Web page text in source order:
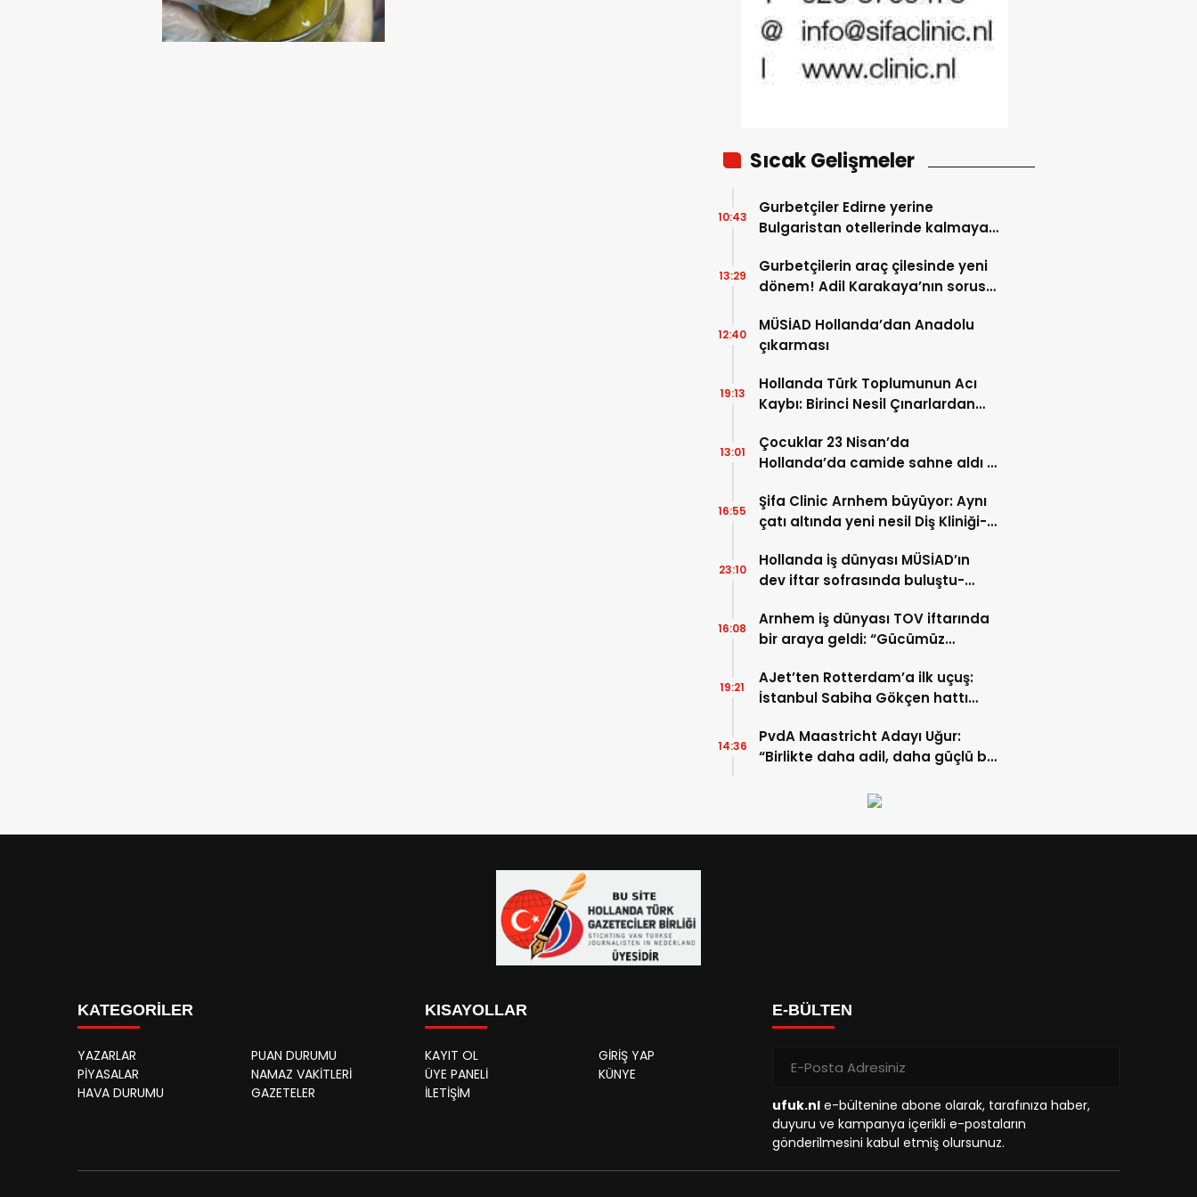
Sıcak Gelişmeler
Gurbetçiler Edirne yerine
Bulgaristan otellerinde kalmaya
10:43
Gurbetçilerin araç çilesinde yeni
dönem! Adil Karakaya’nın sorusu
13:29
MÜSİAD Hollanda’dan Anadolu
çıkarması
12:40
Hollanda Türk Toplumunun Acı
Kaybı: Birinci Nesil Çınarlardan
19:13
Çocuklar 23 Nisan’da
Hollanda’da camide sahne aldı –
13:01
Şifa Clinic Arnhem büyüyor: Aynı
çatı altında yeni nesil Diş Kliniği-
16:55
Hollanda iş dünyası MÜSİAD’ın
dev iftar sofrasında buluştu-
23:10
Arnhem iş dünyası TOV iftarında
bir araya geldi: “Gücümüz
16:08
AJet’ten Rotterdam’a ilk uçuş:
İstanbul Sabiha Gökçen hattı
19:21
PvdA Maastricht Adayı Uğur:
“Birlikte daha adil, daha güçlü bir
14:36
KATEGORİLER
YAZARLAR
PUAN DURUMU
PİYASALAR
NAMAZ VAKİTLERİ
HAVA DURUMU
GAZETELER
KISAYOLLAR
KAYIT OL
GİRİŞ YAP
ÜYE PANELİ
KÜNYE
İLETİŞİM
E-BÜLTEN
ufuk.nl e-bültenine abone olarak, tarafınıza haber,
duyuru ve kampanya içerikli e-postaların
gönderilmesini kabul etmiş olursunuz.